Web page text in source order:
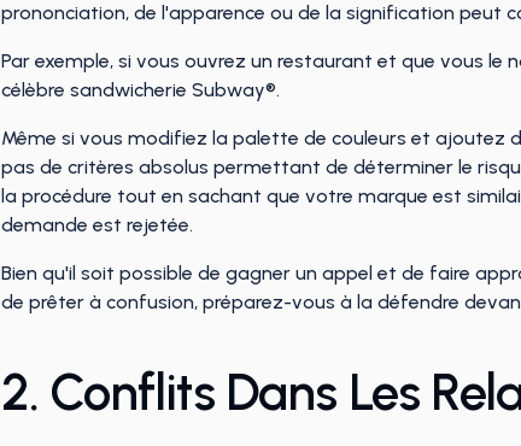
prononciation, de l'apparence ou de la signification peut
Par exemple, si vous ouvrez un restaurant et que vous
célèbre sandwicherie Subway®.
Même si vous modifiez la palette de couleurs et ajoutez
pas de critères absolus permettant de déterminer le
la procédure tout en sachant que votre marque est
demande est rejetée.
Bien qu'il soit possible de gagner un appel et de faire
de prêter à confusion, préparez-vous à la défendre
2. Conflits Dans Les